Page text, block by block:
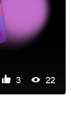
3 22